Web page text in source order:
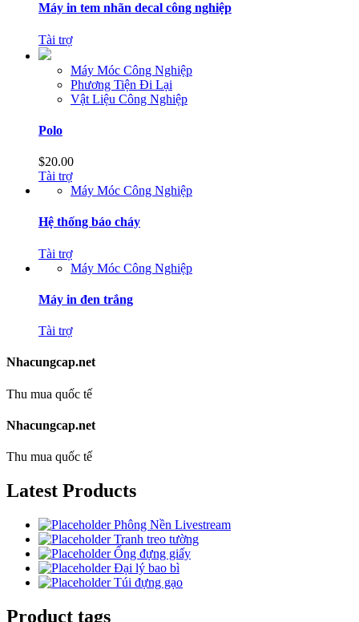
Máy in tem nhãn decal công nghiệp
Tài trợ
Máy Móc Công Nghiệp
Phương Tiện Đi Lại
Vật Liệu Công Nghiệp
Polo
$20.00
Tài trợ
Máy Móc Công Nghiệp
Hệ thống báo cháy
Tài trợ
Máy Móc Công Nghiệp
Máy in đen trắng
Tài trợ
Nhacungcap.net
Thu mua quốc tế
Nhacungcap.net
Thu mua quốc tế
Latest Products
Phông Nền Livestream
Tranh treo tường
Ống đựng giấy
Đại lý bao bì
Túi đựng gạo
Product tags